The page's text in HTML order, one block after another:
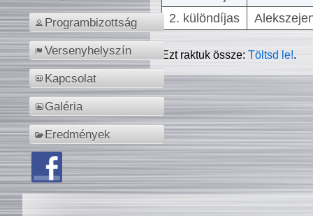
Programbizottság
Versenyhelyszín
Kapcsolat
Galéria
Eredmények
2. különdíjas
Ezt raktuk össze:Töltsd le!.